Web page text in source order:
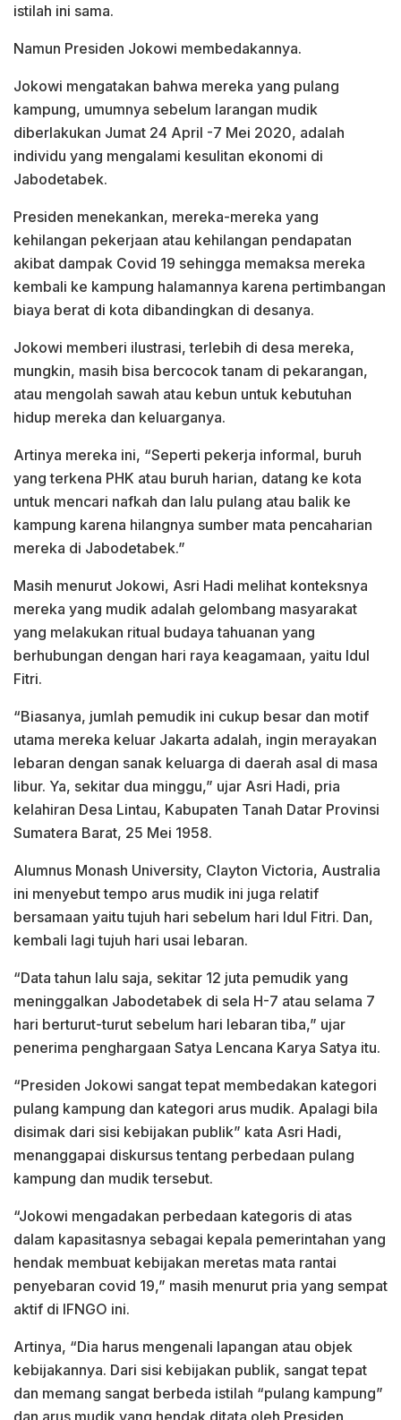
istilah ini sama.
Namun Presiden Jokowi membedakannya.
Jokowi mengatakan bahwa mereka yang pulang
kampung, umumnya sebelum larangan mudik
diberlakukan Jumat 24 April -7 Mei 2020, adalah
individu yang mengalami kesulitan ekonomi di
Jabodetabek.
Presiden menekankan, mereka-mereka yang
kehilangan pekerjaan atau kehilangan pendapatan
akibat dampak Covid 19 sehingga memaksa mereka
kembali ke kampung halamannya karena pertimbangan
biaya berat di kota dibandingkan di desanya.
Jokowi memberi ilustrasi, terlebih di desa mereka,
mungkin, masih bisa bercocok tanam di pekarangan,
atau mengolah sawah atau kebun untuk kebutuhan
hidup mereka dan keluarganya.
Artinya mereka ini, “Seperti pekerja informal, buruh
yang terkena PHK atau buruh harian, datang ke kota
untuk mencari nafkah dan lalu pulang atau balik ke
kampung karena hilangnya sumber mata pencaharian
mereka di Jabodetabek.”
Masih menurut Jokowi, Asri Hadi melihat konteksnya
mereka yang mudik adalah gelombang masyarakat
yang melakukan ritual budaya tahuanan yang
berhubungan dengan hari raya keagamaan, yaitu Idul
Fitri.
“Biasanya, jumlah pemudik ini cukup besar dan motif
utama mereka keluar Jakarta adalah, ingin merayakan
lebaran dengan sanak keluarga di daerah asal di masa
libur. Ya, sekitar dua minggu,” ujar Asri Hadi, pria
kelahiran Desa Lintau, Kabupaten Tanah Datar Provinsi
Sumatera Barat, 25 Mei 1958.
Alumnus Monash University, Clayton Victoria, Australia
ini menyebut tempo arus mudik ini juga relatif
bersamaan yaitu tujuh hari sebelum hari Idul Fitri. Dan,
kembali lagi tujuh hari usai lebaran.
“Data tahun lalu saja, sekitar 12 juta pemudik yang
meninggalkan Jabodetabek di sela H-7 atau selama 7
hari berturut-turut sebelum hari lebaran tiba,” ujar
penerima penghargaan Satya Lencana Karya Satya itu.
“Presiden Jokowi sangat tepat membedakan kategori
pulang kampung dan kategori arus mudik. Apalagi bila
disimak dari sisi kebijakan publik” kata Asri Hadi,
menanggapai diskursus tentang perbedaan pulang
kampung dan mudik tersebut.
“Jokowi mengadakan perbedaan kategoris di atas
dalam kapasitasnya sebagai kepala pemerintahan yang
hendak membuat kebijakan meretas mata rantai
penyebaran covid 19,” masih menurut pria yang sempat
aktif di IFNGO ini.
Artinya, “Dia harus mengenali lapangan atau objek
kebijakannya. Dari sisi kebijakan publik, sangat tepat
dan memang sangat berbeda istilah “pulang kampung”
dan arus mudik yang hendak ditata oleh Presiden